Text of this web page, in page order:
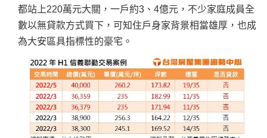
都站上220萬元大關，一戶約3、4億元，不少家庭成員全
數以無貸款方式買下，可知住戶身家背景相當雄厚，也成
為大安區具指標性的豪宅。